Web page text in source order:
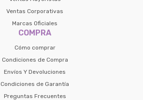
Ventas Corporativas
Marcas Oficiales
COMPRA
Cómo comprar
Condiciones de Compra
Envíos Y Devoluciones
Condiciones de Garantía
Preguntas Frecuentes
Volver al inicio